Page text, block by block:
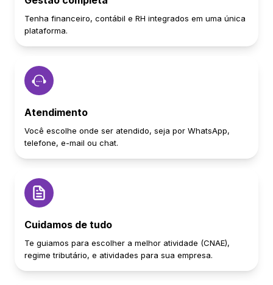
Tenha financeiro, contábil e RH integrados em uma única
plataforma.
Atendimento
Você escolhe onde ser atendido, seja por WhatsApp,
telefone, e-mail ou chat.
Cuidamos de tudo
Te guiamos para escolher a melhor atividade (CNAE),
regime tributário, e atividades para sua empresa.